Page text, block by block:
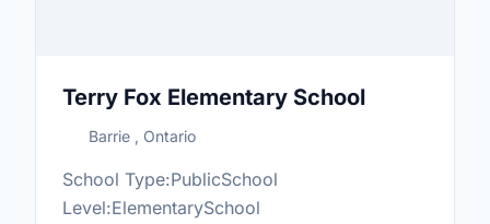
Terry Fox Elementary School
Barrie , Ontario
School Type:PublicSchool
Level:ElementarySchool